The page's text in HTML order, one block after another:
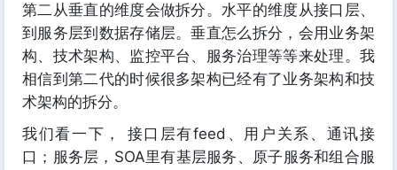
第二从垂直的维度会做拆分。水平的维度从接口层、
到服务层到数据存储层。垂直怎么拆分，会用业务架
构、技术架构、监控平台、服务治理等等来处理。我
相信到第二代的时候很多架构已经有了业务架构和技
术架构的拆分。
我们看一下， 接口层有feed、用户关系、通讯接
口；服务层，SOA里有基层服务、原子服务和组合服